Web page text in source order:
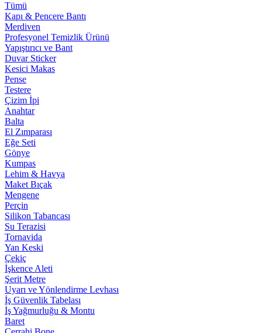
Tümü
Kapı & Pencere Bantı
Merdiven
Profesyonel Temizlik Ürünü
Yapıştırıcı ve Bant
Duvar Sticker
Kesici Makas
Pense
Testere
Çizim İpi
Anahtar
Balta
El Zımparası
Eğe Seti
Gönye
Kumpas
Lehim & Havya
Maket Bıçak
Mengene
Perçin
Silikon Tabancası
Su Terazisi
Tornavida
Yan Keski
Çekiç
İşkence Aleti
Şerit Metre
Uyarı ve Yönlendirme Levhası
İş Güvenlik Tabelası
İş Yağmurluğu & Montu
Baret